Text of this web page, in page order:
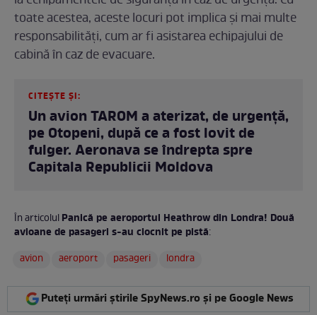
toate acestea, aceste locuri pot implica și mai multe
responsabilități, cum ar fi asistarea echipajului de
cabină în caz de evacuare.
CITEȘTE ȘI:
Un avion TAROM a aterizat, de urgență,
pe Otopeni, după ce a fost lovit de
fulger. Aeronava se îndrepta spre
Capitala Republicii Moldova
În articolulPanică pe aeroportul Heathrow din Londra! Două
avioane de pasageri s-au ciocnit pe pistă:
avion
aeroport pasageri londra
Puteți urmări știrile SpyNews.ro și pe Google News